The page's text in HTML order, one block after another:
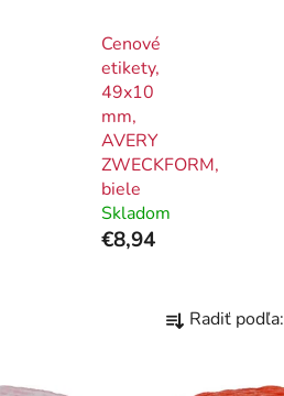
Cenové
etikety,
49x10
mm,
AVERY
ZWECKFORM,
biele
Skladom
€8,94
a Radiť podľa: